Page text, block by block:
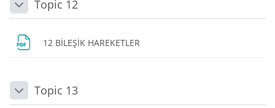
DaraltTopic 12
12 BİLEŞİK HAREKETLER
DaraltTopic 13